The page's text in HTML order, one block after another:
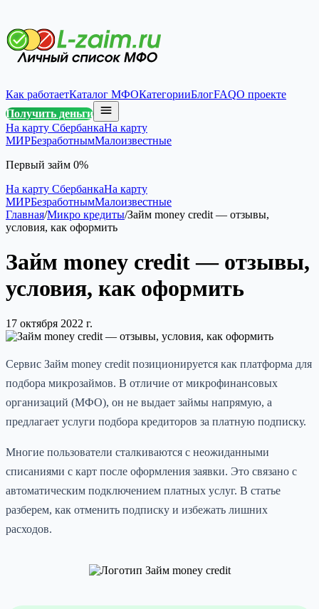
Как работаетКаталог МФОКатегорииБлогFAQО проекте
Получить деньги
На карту СбербанкаНа карту
МИРБезработнымМалоизвестные
Первый займ 0%
На карту СбербанкаНа карту
МИРБезработнымМалоизвестные
Главная/Микро кредиты/Займ money credit — отзывы,
условия, как оформить
Займ money credit — отзывы,
условия, как оформить
17 октября 2022 г.
Сервис Займ money credit позиционируется как платформа для
подбора микрозаймов. В отличие от микрофинансовых
организаций (МФО), он не выдает займы напрямую, а
предлагает услуги подбора кредиторов за платную подписку.
Многие пользователи сталкиваются с неожиданными
списаниями с карт после оформления заявки. Это связано с
автоматическим подключением платных услуг. В статье
разберем, как отменить подписку и избежать лишних
расходов.